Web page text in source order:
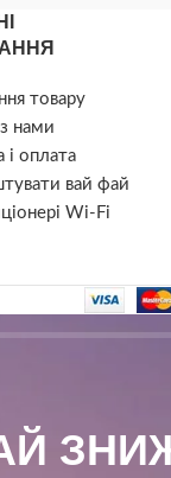
товару
нами
і оплата
вай фай
Wi-Fi